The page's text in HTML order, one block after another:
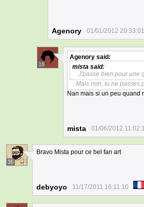
Agenory 01/01/2012 20:33:01
18
Agenory said:
mista said:
J'passe bien pour une
Mais non, tu ne passes
Nan mais si un peu quand
mista 01/06/2012
35
Bravo Mista pour ce bel fan art
debyoyo 11/17/2011 16:11:10